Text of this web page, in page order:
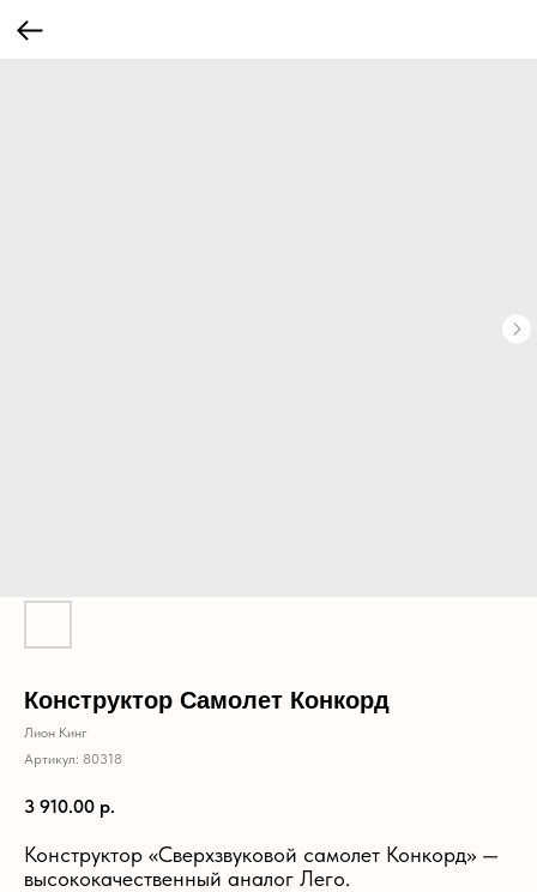
Конструктор Самолет Конкорд
Лион Кинг
Артикул: 80318
3 910.00 р.
Конструктор «Сверхзвуковой самолет Конкорд» —
высококачественный аналог Лего.